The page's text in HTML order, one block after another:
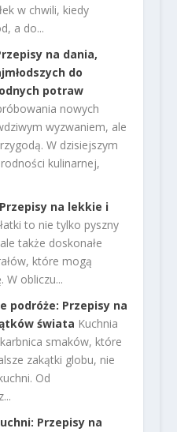
w chwili, kiedy
a do...
na dania,
do
potraw
nowych
wyzwaniem, ale
W dzisiejszym
kulinarnej,
na lekkie i
to nie tylko pyszny
także doskonałe
które mogą
W obliczu...
podróże: Przepisy na
świata Kuchnia
smaków, które
zakątki globu, nie
Od
Przepisy na